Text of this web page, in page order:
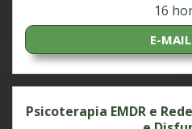
16
E-MAIL
Psicoterapia EMDR e